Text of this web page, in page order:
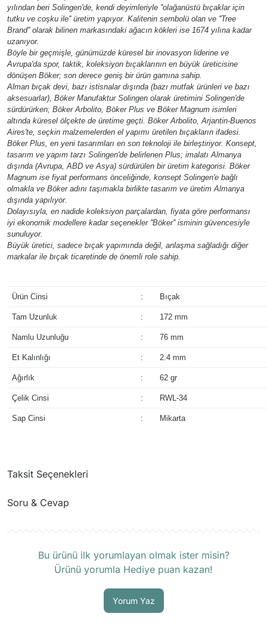
yılından beri Solingen'de, kendi deyimleriyle ''olağanüstü bıçaklar için
tutku ve coşku ile'' üretim yapıyor. Kalitenin sembolü olan ve ''Tree
Brand'' olarak bilinen markasındaki ağacın kökleri ise 1674 yılına kadar
uzanıyor.
Böyle bir geçmişle, günümüzde küresel bir inovasyon liderine ve
Avrupa'da spor, taktik, koleksiyon bıçaklarının en büyük üreticisine
dönüşen Böker; son derece geniş bir ürün gamına sahip.
Alman bıçak devi, bazı istisnalar dışında (bazı mutfak ürünleri ve bazı
aksesuarlar), Böker Manufaktur Solingen olarak üretimini Solingen'de
sürdürürken; Böker Arbolito, Böker Plus ve Böker Magnum isimleri
altında küresel ölçekte de üretime geçti. Böker Arbolito, Arjantin-Buenos
Aires'te, seçkin malzemelerden el yapımı üretilen bıçakların ifadesi.
Böker Plus, en yeni tasarımları en son teknoloji ile birleştiriyor. Konsept,
tasarım ve yapım tarzı Solingen'de belirlenen Plus; imalatı Almanya
dışında (Avrupa, ABD ve Asya) sürdürülen bir üretim kategorisi. Böker
Magnum ise fiyat performans önceliğinde, konsept Solingen'e bağlı
olmakla ve Böker adını taşımakla birlikte tasarım ve üretim Almanya
dışında yapılıyor.
Dolayısıyla, en nadide koleksiyon parçalardan, fiyata göre performansı
iyi ekonomik modellere kadar seçenekler ''Böker'' isminin güvencesiyle
sunuluyor.
Büyük üretici, sadece bıçak yapımında değil, anlaşma sağladığı diğer
markalar ile bıçak ticaretinde de önemli role sahip.
Ürün Cinsi : Bıçak
Tam Uzunluk : 172 mm
Namlu Uzunluğu : 76 mm
Et Kalınlığı : 2.4 mm
Ağırlık : 62 gr
Çelik Cinsi : RWL-34
Sap Cinsi : Mikarta
Taksit Seçenekleri
Soru & Cevap
Bu ürünü ilk yorumlayan olmak ister misin?
Ürünü yorumla Hediye puan kazan!
Yorum Yaz